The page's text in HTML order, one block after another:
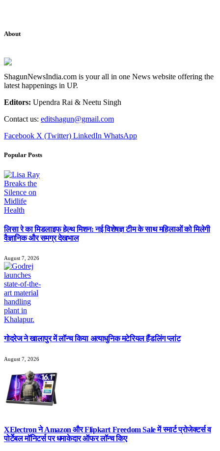
About
ShagunNewsIndia.com is your all in one News website offering the
latest happenings in UP.
Editors: Upendra Rai & Neetu Singh
Contact us: editshagun@gmail.com
Facebook X (Twitter) LinkedIn WhatsApp
Popular Posts
लिसा रे का मिडलाइफ हेल्थ मिशन: नई विशेषज्ञ टीम के साथ महिलाओं को मिलेगी
वैज्ञानिक और समग्र देखभाल
August 7, 2026
गोदरेज ने खालापुर में लॉन्च किया अत्याधुनिक मटेरियल हैंडलिंग प्लांट
August 7, 2026
XElectron ने Amazon और Flipkart Freedom Sale में स्मार्ट प्रोजेक्टर्स व
पोर्टेबल मॉनिटर्स पर धमाकेदार ऑफर लॉन्च किए